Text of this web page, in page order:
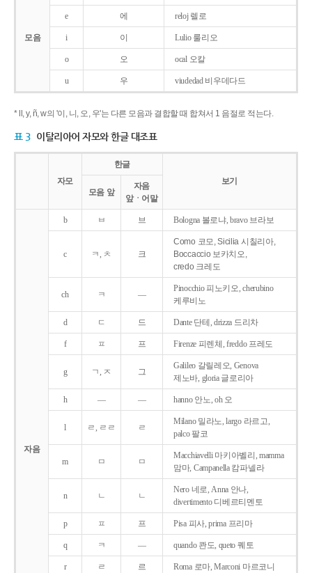
모음
e 에 reloj 렐로
i 이 Lulio 룰리오
o 오 ocal 오칼
u 우 viudedad 비우데다드
* ll, y, ñ, w의 '이, 니, 오, 우'는 다른 모음과 결합할 때 합쳐서 1 음절로 적는다.
표 3 이탈리아어 자모와 한글 대조표
자모
한글
보기
모음 앞
자음
앞ㆍ어말
자음
b ㅂ 브 Bologna 볼로냐, bravo 브라보
c ㅋ, ㅊ 크
Como 코모, Sicilia 시칠리아,
Boccaccio 보카치오,
credo 크레도
ch ㅋ ―
Pinocchio 피노키오, cherubino
케루비노
d ㄷ 드 Dante 단테, drizza 드리차
f ㅍ 프 Firenze 피렌체, freddo 프레도
g ㄱ, ㅈ 그
Galileo 갈릴레오, Genova
제노바, gloria 글로리아
h ― ― hanno 안노, oh 오
l ㄹ, ㄹㄹ ㄹ
Milano 밀라노, largo 라르고,
palco 팔코
m ㅁ ㅁ
Macchiavelli 마키아벨리, mamma
맘마, Campanella 캄파넬라
n ㄴ ㄴ
Nero 네로, Anna 안나,
divertimento 디베르티멘토
p ㅍ 프 Pisa 피사, prima 프리마
q ㅋ ― quando 콴도, queto 퀘토
r ㄹ 르 Roma 로마, Marconi 마르코니